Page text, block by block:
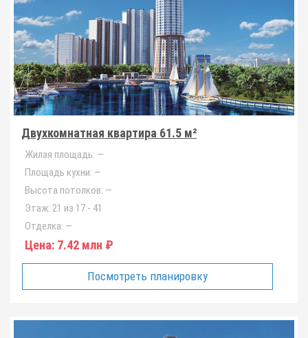
Двухкомнатная квартира 61.5 м²
Жилая площадь: —
Площадь кухни: —
Высота потолков: —
Этаж: 21 из 17 - 41
Отделка: —
Цена: 7.42 млн ₽
Посмотреть планировку